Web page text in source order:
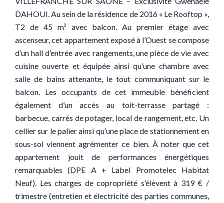
DAHOUI. Au sein de la résidence de 2016 « Le Rooftop »,
T2 de 45 m² avec balcon. Au premier étage avec
ascenseur, cet appartement exposé à l’Ouest se compose
d’un hall d’entrée avec rangements, une pièce de vie avec
cuisine ouverte et équipée ainsi qu’une chambre avec
salle de bains attenante, le tout communiquant sur le
balcon. Les occupants de cet immeuble bénéficient
également d’un accès au toit-terrasse partagé :
barbecue, carrés de potager, local de rangement, etc. Un
cellier sur le palier ainsi qu’une place de stationnement en
sous-sol viennent agrémenter ce bien. À noter que cet
appartement jouit de performances énergétiques
remarquables (DPE A + Label Promotelec Habitat
Neuf). Les charges de copropriété s’élèvent à 319 € /
trimestre (entretien et électricité des parties communes,